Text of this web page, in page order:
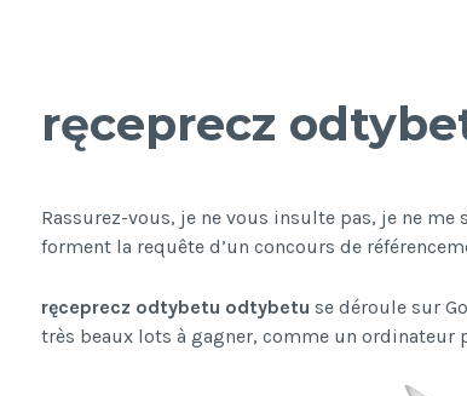
ręceprecz
Rassurez-vous, je ne vous insulte pas, je ne
forment la requête d’un concours de
ręceprecz odtybetu odtybetu se déroule sur
très beaux lots à gagner, comme un ordinateur